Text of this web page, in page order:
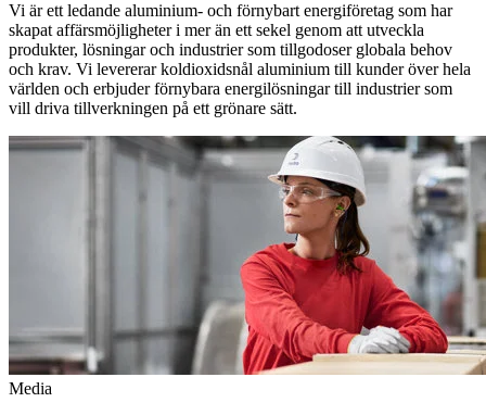
Vi är ett ledande aluminium- och förnybart energiföretag som har
skapat affärsmöjligheter i mer än ett sekel genom att utveckla
produkter, lösningar och industrier som tillgodoser globala behov
och krav. Vi levererar koldioxidsnål aluminium till kunder över hela
världen och erbjuder förnybara energilösningar till industrier som
vill driva tillverkningen på ett grönare sätt.
Media